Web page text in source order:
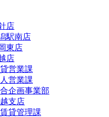
店
駅南店
東店
店
営業課
営業課
企画事業部
支店
貸管理課